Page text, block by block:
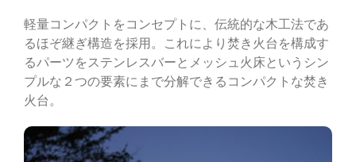
軽量コンパクトをコンセプトに、伝統的な木工法であ
るほぞ継ぎ構造を採用。これにより焚き火台を構成す
るパーツをステンレスバーとメッシュ火床というシン
プルな２つの要素にまで分解できるコンパクトな焚き
火台。